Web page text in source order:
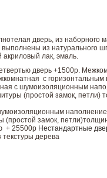
дверь, из наборного
из натурального
акриловый лак, эмаль.
дверь +1500р.
с
с шумоизоляционным
(простой замок, петли)
(простой замок,
+ 25500р Нестандартные
текстуры дерева